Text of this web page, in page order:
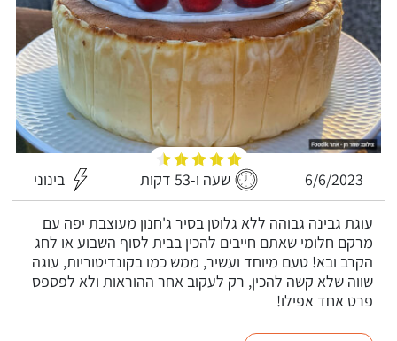
6/6/2023 שעה ו-53 דקות בינוני
עוגת גבינה גבוהה ללא גלוטן בסיר ג'חנון מעוצבת יפה עם
מרקם חלומי שאתם חייבים להכין בבית לסוף השבוע או לחג
הקרב ובא! טעם מיוחד ועשיר, ממש כמו בקונדיטוריות, עוגה
שווה שלא קשה להכין, רק לעקוב אחר ההוראות ולא לפספס
פרט אחד אפילו!